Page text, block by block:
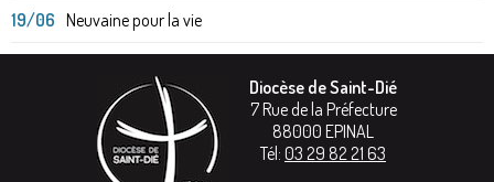
19/06 Neuvaine pour la vie
Diocèse de Saint-Dié
7 Rue de la Préfecture
88000 EPINAL
Tél: 03 29 82 21 63